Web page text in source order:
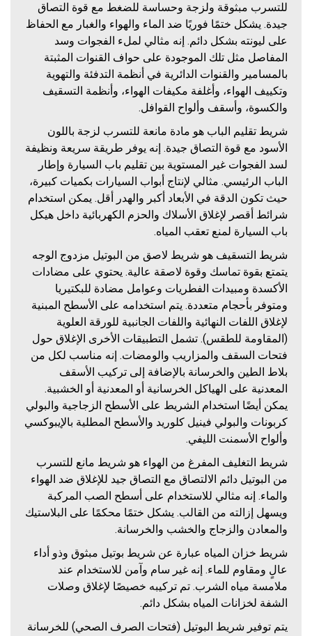
للتسرب مبثوقة ولزجة وحساسة للضغط مع قوة التصاق
جيدة. يشكل ختمًا فوريًا ضد الماء والهواء والغبار مع الحفاظ
على ليونته بشكل دائم. إنه مثالي لملء الفجوات وسد
المفاصل مثل تلك الموجودة على حواف القنوات المثبتة
بالمسامير والقنوات الدائرية في أنظمة التدفئة والتهوية
وتكييف الهواء، وأغلفة مكيفات الهواء، وأنظمة التسقيف
والكسوة، وأسقف وألواح القوافل.
شريط تقليم الباب هو مادة مانعة للتسرب لزجة باللون
الأسود مع قوة التصاق جيدة. إنه يوفر طريقة سريعة ونظيفة
لسد الفجوات غير المستوية بين تقليم باب السيارة وإطار
الباب الرئيسي. مثالي لإنتاج أبواب السيارات بكميات كبيرة،
حيث تكون الدقة في الأبعاد أكبر والهدر أقل. يمكن استخدام
شرائط أقصر لإغلاق الأسلاك والحزم الكهربائية داخل هيكل
باب السيارة لمنع تعقب المياه.
شريط التسقيف هو شريط لاصق من البوتيل مزدوج الوجه
يتمتع بقوة تماسك وقوة لاصقة عالية. يحتوي على مضادات
الأكسدة ومبيدات الفطريات وعوامل مضادة للبكتيريا
ومتوفر بأحجام متعددة. يتم استخدامه على الأسطح المبنية
لإغلاق اللفات النهائية واللفات الجانبية للورقة العلوية
(المقاومة للطقس). تشمل التطبيقات الأخرى الإغلاق حول
فتحات السقف والمزاريب والومضات. إنه مناسب لكل من
بلاط الطين والخرسانة بالإضافة إلى تركيب الأسقف
المعدنية على الهياكل الخرسانية أو المعدنية أو الخشبية.
يمكن أيضًا استخدام الشريط على الأسطح الزجاجية والبولي
كربونات والبولي فينيل كلوريد والأسطح المطلية بالإيبوكسي
وألواح الأسمنت الليفي.
شريط التغليف المفرغ من الهواء هو شريط مانع للتسرب
من البوتيل دائم الالتصاق مع التصاق جيد للإغلاق ضد الهواء
والماء. إنه مثالي للاستخدام على أسطح الصب المركبة
ويسهل إزالته من القالب. يشكل ختمًا محكمًا على البلاستيك
والمعادن والزجاج والخشب والخرسانة.
شريط خزان المياه عبارة عن شريط بوتيل مبثوق وذو أداء
عالٍ ومقاوم للماء. إنه غير سام وآمن للاستخدام عند
ملامسة مياه الشرب. تم تركيبه خصيصًا لإغلاق وصلات
الشفة لخزانات المياه بشكل دائم.
يتم توفير شريط البوتيل (فتحات الصرف الصحي) للخرسانة